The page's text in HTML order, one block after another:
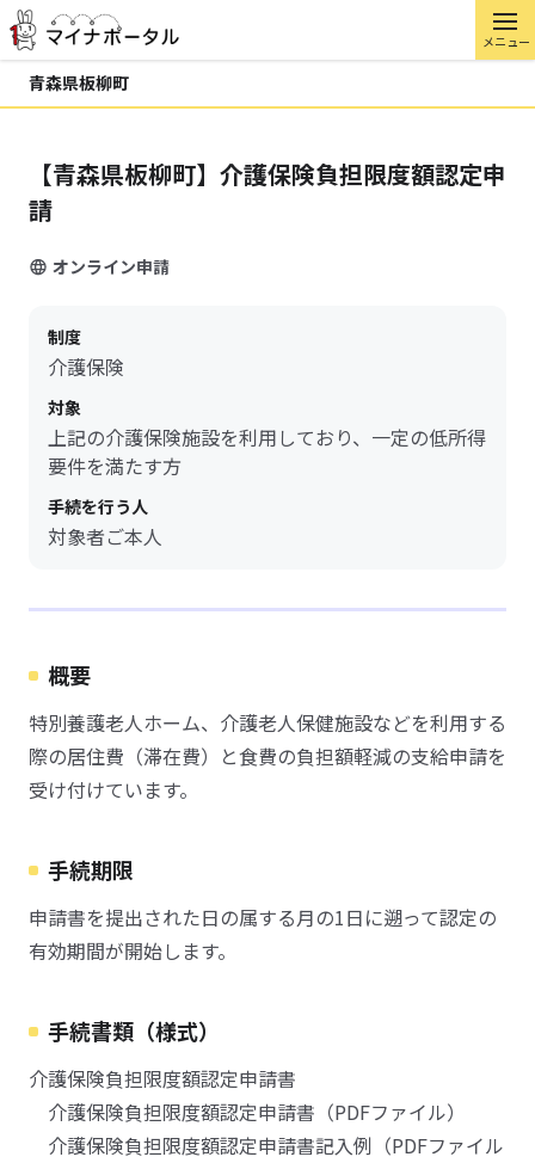
メニュー
青森県板柳町
【青森県板柳町】介護保険負担限度額認定申
請
オンライン申請
制度
介護保険
対象
上記の介護保険施設を利用しており、一定の低所得
要件を満たす方
手続を行う人
対象者ご本人
概要
特別養護老人ホーム、介護老人保健施設などを利用する
際の居住費（滞在費）と食費の負担額軽減の支給申請を
受け付けています。
手続期限
申請書を提出された日の属する月の1日に遡って認定の
有効期間が開始します。
手続書類（様式）
介護保険負担限度額認定申請書
介護保険負担限度額認定申請書（PDFファイル）
介護保険負担限度額認定申請書記入例（PDFファイル